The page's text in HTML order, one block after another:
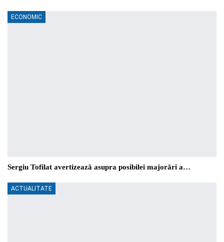
ECONOMIC
Sergiu Tofilat avertizează asupra posibilei majorări a…
ACTUALITATE